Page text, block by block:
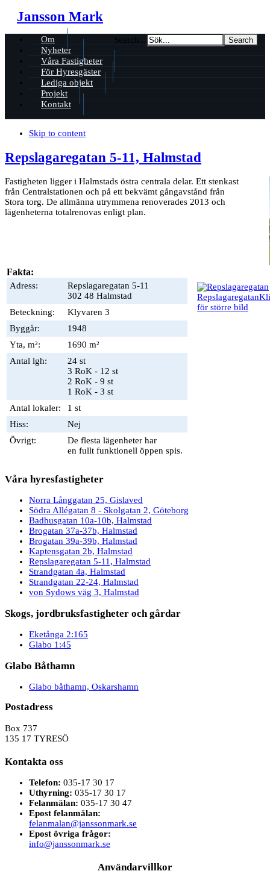
Jansson Mark
Search...
Om
Nyheter
Våra Fastigheter
För Hyresgäster
Lediga objekt
Projekt
Kontakt
Skip to content
Repslagaregatan 5-11, Halmstad
Fastigheten ligger i Halmstads östra centrala delar. Ett stenkast
från Centralstationen och på ett bekvämt gångavstånd från
Stora torg. De allmänna utrymmena renoverades 2013 och
lägenheterna totalrenovas enligt plan.
Fakta:
Adress:
Repslagaregatan 5-11
302 48 Halmstad
Beteckning:
Klyvaren 3
Byggår:
1948
Yta, m²:
1690 m²
Antal lgh:
24 st
3 RoK - 12 st
2 RoK - 9 st
1 RoK - 3 st
Antal lokaler:
1 st
Hiss:
Nej
Övrigt:
De flesta lägenheter har
en fullt funktionell öppen spis.
Repslagaregatan
för större bild
Våra hyresfastigheter
Norra Långgatan 25, Gislaved
Södra Allégatan 8 - Skolgatan 2, Göteborg
Badhusgatan 10a-10b, Halmstad
Brogatan 37a-37b, Halmstad
Brogatan 39a-39b, Halmstad
Kaptensgatan 2b, Halmstad
Repslagaregatan 5-11, Halmstad
Strandgatan 4a, Halmstad
Strandgatan 22-24, Halmstad
von Sydows väg 3, Halmstad
Skogs, jordbruksfastigheter och gårdar
Eketånga 2:165
Glabo 1:45
Glabo Båthamn
Glabo båthamn, Oskarshamn
Postadress
Box 737
135 17 TYRESÖ
Kontakta oss
Telefon: 035-17 30 17
Uthyrning: 035-17 30 17
Felanmälan: 035-17 30 47
Epost felanmälan:
felanmalan@janssonmark.se
Epost övriga frågor:
info@janssonmark.se
Användarvillkor